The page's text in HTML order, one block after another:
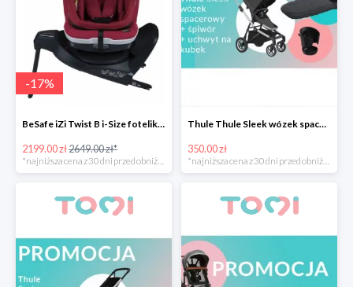
-17%
BeSafe iZi Twist B i-Size fotelik przekręcany -17%
2199.00 zł2649.00 zł*
*najniższa cena z 30 dni przed obniżką
Thule Thule Sleek wózek spacerowy + śpiwór + uchwyt na kubek -350zł
350.00 zł
*najniższa cena z 30 dni przed obniżką